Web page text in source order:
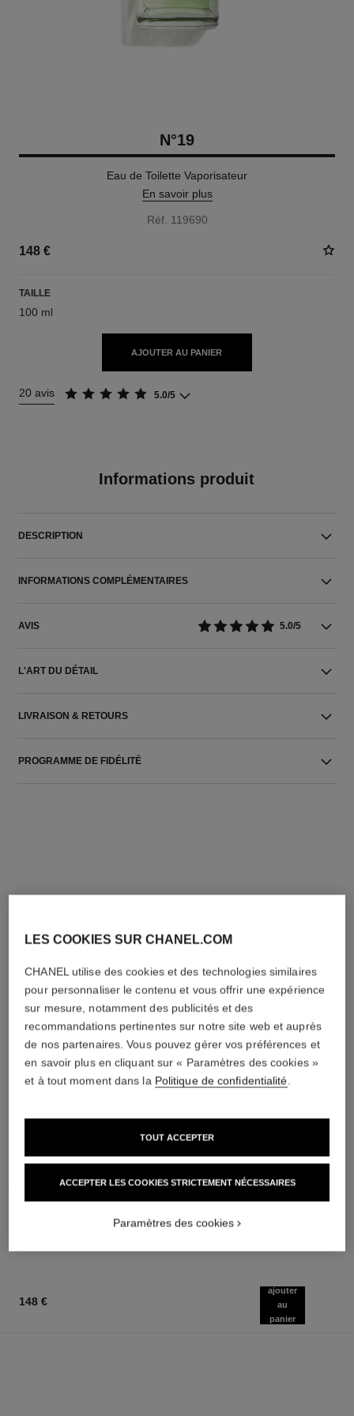
N°19
Eau de Toilette Vaporisateur
En savoir plus
Réf. 119690
148 €
TAILLE
100 ml
AJOUTER AU PANIER
20 avis 5.0/5
Informations produit
DESCRIPTION
INFORMATIONS COMPLÉMENTAIRES
AVIS 5.0/5
L'ART DU DÉTAIL
LIVRAISON & RETOURS
PROGRAMME DE FIDÉLITÉ
Les Eaux de Chanel – Lait pour
le Corps
Les Eaux de Chanel – Lait pour
le Corps
148 €
ajouter
au
panier
LES COOKIES SUR CHANEL.COM
CHANEL utilise des cookies et des technologies similaires
pour personnaliser le contenu et vous offrir une expérience
sur mesure, notamment des publicités et des
recommandations pertinentes sur notre site web et auprès
de nos partenaires. Vous pouvez gérer vos préférences et
en savoir plus en cliquant sur « Paramètres des cookies »
et à tout moment dans la Politique de confidentialité.
ACCEPTER LES COOKIES STRICTEMENT NÉCESSAIRES
TOUT ACCEPTER
Paramètres des cookies